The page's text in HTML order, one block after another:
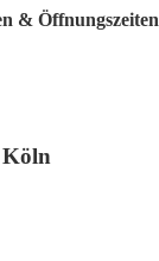
& Öffnungszeiten
Köln